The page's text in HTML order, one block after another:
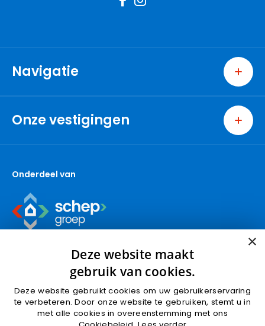
Navigatie
Home
Bedrijven
Nieuwbouw
Contact
Onze vestigingen
Ridderkerk
Capelle aan den IJssel
Den Haag
Gouda (wonen)
Gouda (bedrijven)
Pijnacker
Rotterdam
Onderdeel van
Algemene voorwaarden
Privacyverklaring
Cookies
×
Deze website maakt
gebruik van cookies.
Deze website gebruikt cookies om uw gebruikerservaring
te verbeteren. Door onze website te gebruiken, stemt u in
met alle cookies in overeenstemming met ons